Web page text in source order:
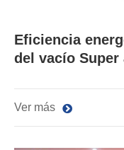
Eficiencia
del vacío
Ver más